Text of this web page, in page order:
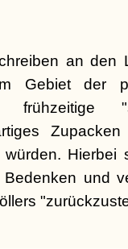
an den
Gebiet der
Hierbei
und